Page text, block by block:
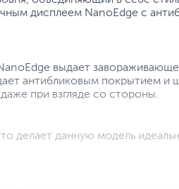
дисплеем NanoEdge с
выдает
антибликовым покрытием и
при взгляде со стороны.
делает данную модель